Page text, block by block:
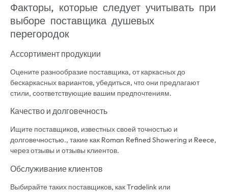
Факторы, которые следует учитывать при
выборе поставщика душевых
перегородок
Ассортимент продукции
Оцените разнообразие поставщика, от каркасных до
бескаркасных вариантов, убедиться, что они предлагают
стили, соответствующие вашим предпочтениям.
Качество и долговечность
Ищите поставщиков, известных своей точностью и
долговечностью., такие как Roman Refined Showering и Reece,
через отзывы и отзывы клиентов.
Обслуживание клиентов
Выбирайте таких поставщиков, как Tradelink или